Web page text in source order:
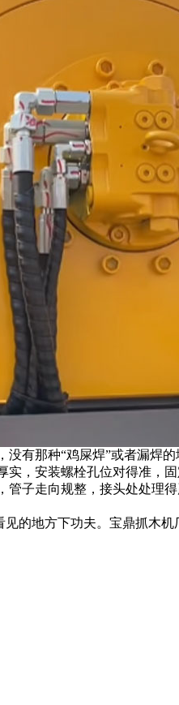
有那种“鸡屎焊”或者漏焊
，安装螺栓孔位对得准，
子走向规整，接头处处理
的地方下功夫。宝鼎抓木